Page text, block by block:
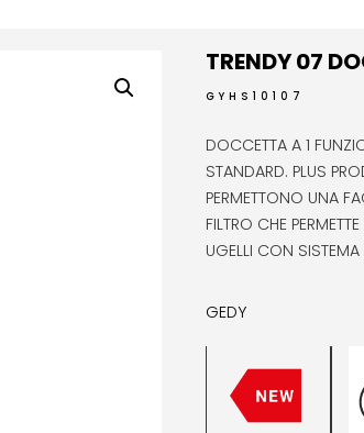
TRENDY 07
GYHS10107
DOCCETTA A 1
STANDARD. PLUS
PERMETTONO UNA
FILTRO CHE
UGELLI CON SISTEMA
GEDY